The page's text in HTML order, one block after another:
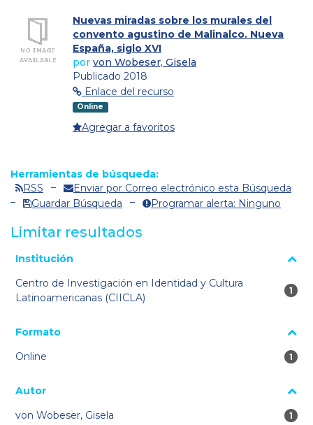
Nuevas miradas sobre los murales del
convento agustino de Malinalco. Nueva
España, siglo XVI
por von Wobeser, Gisela
Publicado 2018
Enlace del recurso
Online
Agregar a favoritos
Herramientas de búsqueda:
RSS
Enviar por Correo electrónico esta Búsqueda
Guardar Búsqueda
Programar alerta: Ninguno
Limitar resultados
La página se volverá a cargar cuando se seleccione o excluya
Institución
Centro de Investigación en Identidad y Cultura
Latinoamericanas (CIICLA)
1
1
Formato
Online
1
1
Autor
von Wobeser, Gisela
1
1